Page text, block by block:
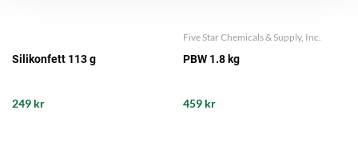
Silikonfett 113 g
249 kr
Five Star Chemicals & Supply, Inc.
PBW 1.8 kg
459 kr